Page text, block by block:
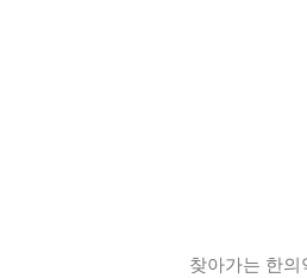
찾아가는 한의